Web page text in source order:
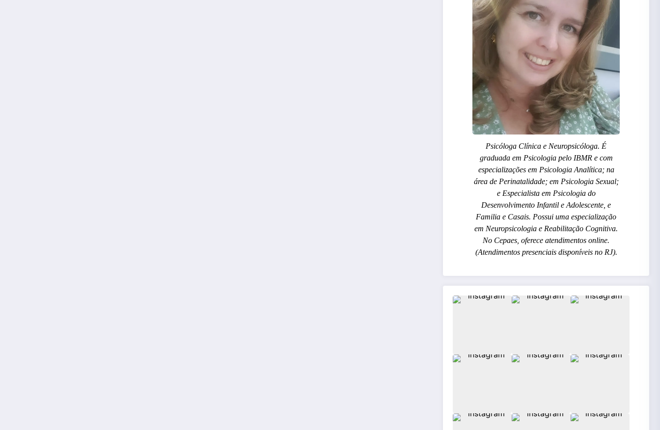
Psicóloga Clínica e Neuropsicóloga. É
graduada em Psicologia pelo IBMR e com
especializações em Psicologia Analítica; na
área de Perinatalidade; em Psicologia Sexual;
e Especialista em Psicologia do
Desenvolvimento Infantil e Adolescente, e
Familia e Casais. Possui uma especialização
em Neuropsicologia e Reabilitação Cognitiva.
No Cepaes, oferece atendimentos online.
(Atendimentos presenciais disponíveis no RJ).